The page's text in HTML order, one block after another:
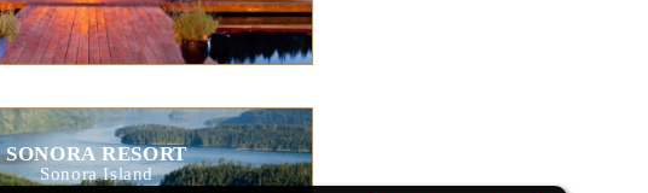
SONORA RESORT
Sonora Island